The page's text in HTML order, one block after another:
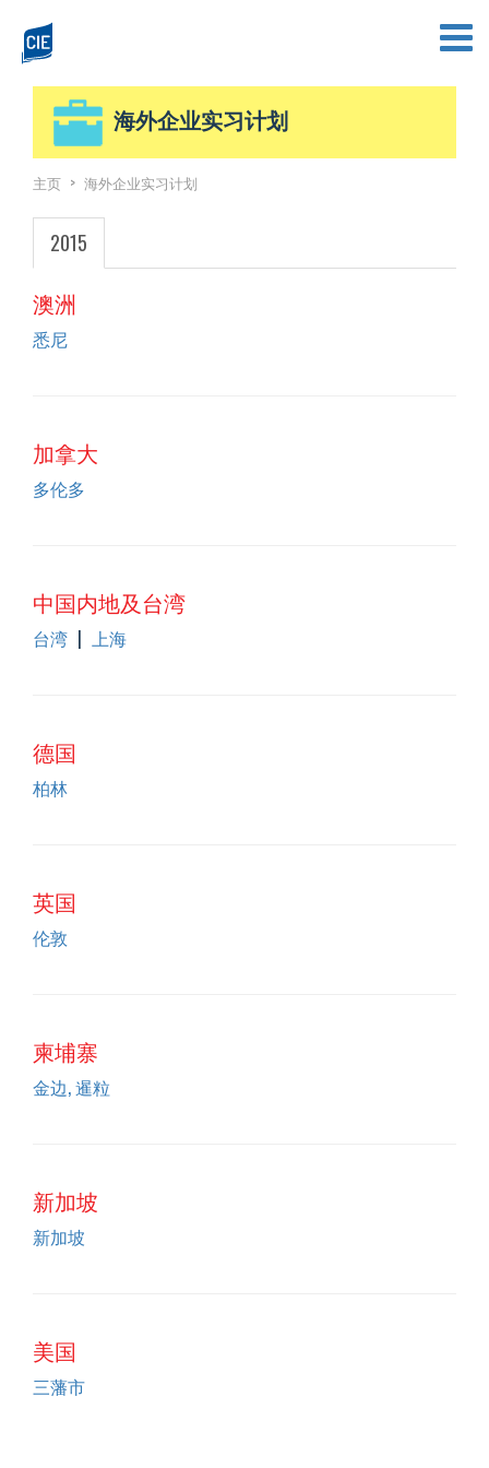
海外企业实习计划
主页 > 海外企业实习计划
2015
澳洲
悉尼
加拿大
多伦多
中国内地及台湾
台湾 | 上海
德国
柏林
英国
伦敦
柬埔寨
金边, 暹粒
新加坡
新加坡
美国
三藩市